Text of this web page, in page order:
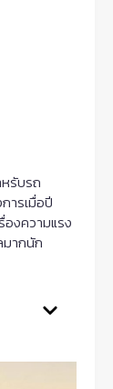
รับรถ
ารเมื่อปี
องความแรง
มากนัก